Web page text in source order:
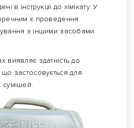
в інструкції до хімікату. У
є проведення
з іншими засобами
виявляє здатність до
застосовується для
сумішей.